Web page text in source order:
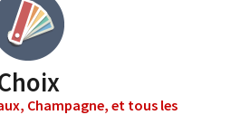
Champagne, et tous les